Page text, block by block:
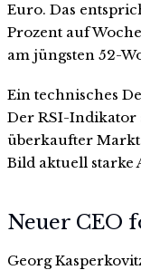
Euro. Das
Prozent auf
am jüngsten 52-
Ein technisches
Der RSI-Indikator
überkaufter
Bild aktuell starke
Neuer CEO
Georg